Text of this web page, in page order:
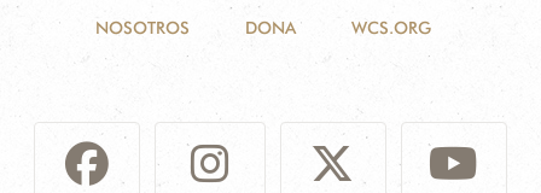
NOSOTROS DONA WCS.ORG